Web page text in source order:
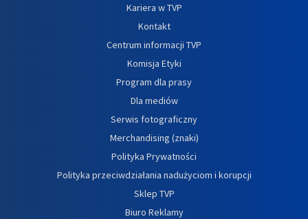
Kariera w TVP
Kontakt
Centrum informacji TVP
Komisja Etyki
Program dla prasy
Dla mediów
Serwis fotograficzny
Merchandising (znaki)
Polityka Prywatności
Polityka przeciwdziałania nadużyciom i korupcji
Sklep TVP
Biuro Reklamy